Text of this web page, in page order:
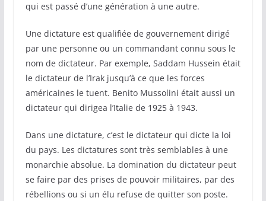
qui est passé d’une génération à une autre.
Une dictature est qualifiée de gouvernement dirigé
par une personne ou un commandant connu sous le
nom de dictateur. Par exemple, Saddam Hussein était
le dictateur de l’Irak jusqu’à ce que les forces
américaines le tuent. Benito Mussolini était aussi un
dictateur qui dirigea l’Italie de 1925 à 1943.
Dans une dictature, c’est le dictateur qui dicte la loi
du pays. Les dictatures sont très semblables à une
monarchie absolue. La domination du dictateur peut
se faire par des prises de pouvoir militaires, par des
rébellions ou si un élu refuse de quitter son poste.